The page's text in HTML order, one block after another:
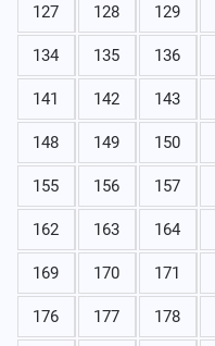
127 128 129
134 135 136
141 142 143
148 149 150
155 156 157
162 163 164
169 170 171
176 177 178